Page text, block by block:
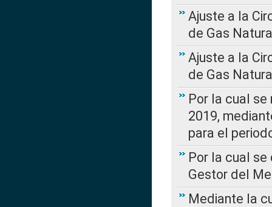
Ajuste a la
de Gas
Ajuste a la
de Gas
Por la cual se
2019,
para el
Por la cual
Gestor del
Mediante la